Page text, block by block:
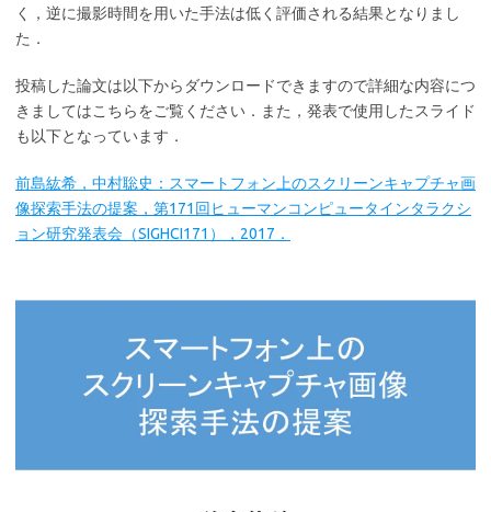
く，逆に撮影時間を用いた手法は低く評価される結果となりまし
た．
投稿した論文は以下からダウンロードできますので詳細な内容につ
きましてはこちらをご覧ください．また，発表で使用したスライド
も以下となっています．
前島紘希，中村聡史：スマートフォン上のスクリーンキャプチャ画
像探索手法の提案，第171回ヒューマンコンピュータインタラクシ
ョン研究発表会（SIGHCI171），2017．